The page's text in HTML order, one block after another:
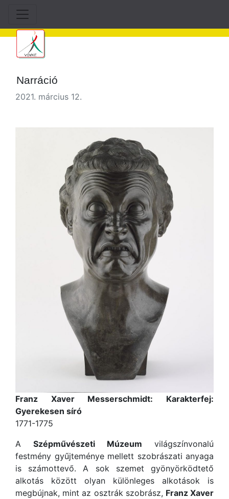
Narráció
2021. március 12.
Franz Xaver Messerschmidt: Karakterfej:
Gyerekesen síró
1771-1775
A Szépművészeti Múzeum világszínvonalú
festmény gyűjteménye mellett szobrászati anyaga
is számottevő. A sok szemet gyönyörködtető
alkotás között olyan különleges alkotások is
megbújnak, mint az osztrák szobrász, Franz Xaver